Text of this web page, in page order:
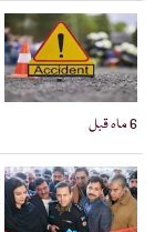
6 ماہ قبل